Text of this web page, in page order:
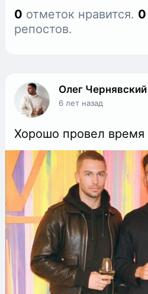
0 отметок нравится. 0
репостов.
Олег Чернявский
6 лет назад
Хорошо провел время